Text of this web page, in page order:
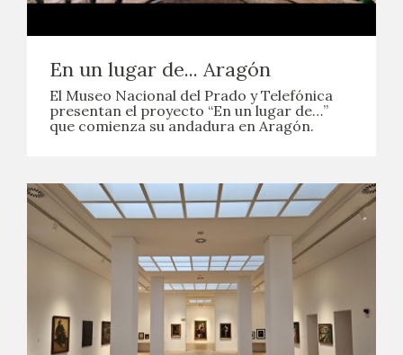
En un lugar de... Aragón
El Museo Nacional del Prado y Telefónica
presentan el proyecto “En un lugar de…”
que comienza su andadura en Aragón.